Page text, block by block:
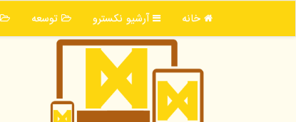
خانه آرشیو نكسترو توسعه